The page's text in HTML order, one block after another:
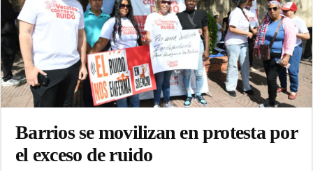
Barrios se movilizan en protesta por
el exceso de ruido